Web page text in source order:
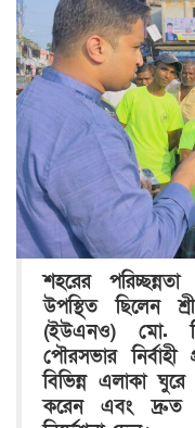
শহরের
উপস্থিত ছিলেন
(ইউএনও) মো.
পৌরসভার
বিভিন্ন এলাকা
করেন এবং দ্রুত